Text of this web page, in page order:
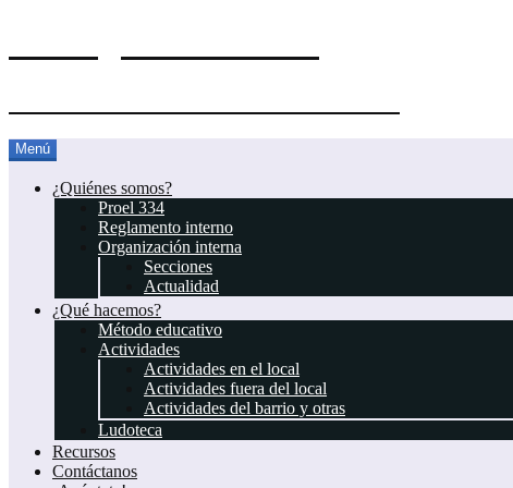
Menú
al
contenido
¿Quiénes somos?
Proel 334
Reglamento interno
Organización interna
Secciones
Actualidad
¿Qué hacemos?
Método educativo
Actividades
Actividades en el local
Actividades fuera del local
Actividades del barrio y otras
Ludoteca
Recursos
Contáctanos